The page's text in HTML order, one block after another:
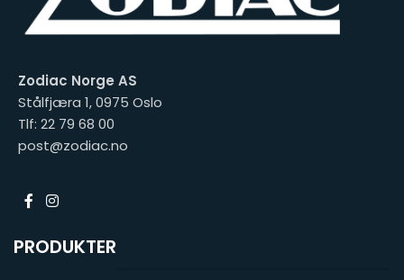
Zodiac Norge AS
Stålfjæra 1, 0975 Oslo
Tlf: 22 79 68 00
post@zodiac.no
PRODUKTER